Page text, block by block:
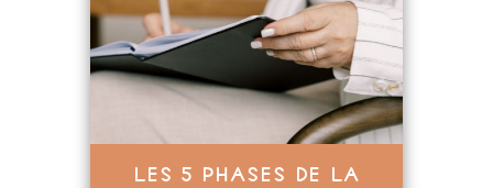
Les 5 phases de la